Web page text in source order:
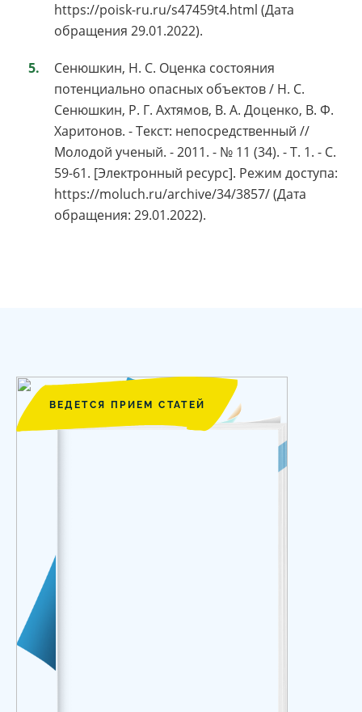
https://poisk-ru.ru/s47459t4.html (Дата
обращения 29.01.2022).
Сенюшкин, Н. С. Оценка состояния
потенциально опасных объектов / Н. С.
Сенюшкин, Р. Г. Ахтямов, В. А. Доценко, В. Ф.
Харитонов. - Текст: непосредственный //
Молодой ученый. - 2011. - № 11 (34). - Т. 1. - С.
59-61. [Электронный ресурс]. Режим доступа:
https://moluch.ru/archive/34/3857/ (Дата
обращения: 29.01.2022).
ВЕДЕТСЯ ПРИЕМ СТАТЕЙ